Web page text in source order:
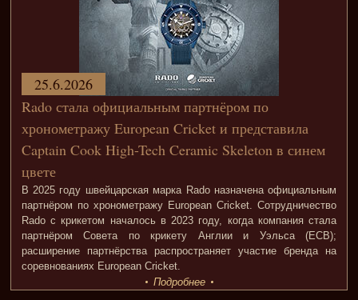
Rado стала официальным партнёром по
хронометражу European Cricket и представила
Captain Cook High-Tech Ceramic Skeleton в синем
цвете
В 2025 году швейцарская марка Rado назначена официальным
партнёром по хронометражу European Cricket. Сотрудничество
Rado с крикетом началось в 2023 году, когда компания стала
партнёром Совета по крикету Англии и Уэльса (ECB);
расширение партнёрства распространяет участие бренда на
соревнованиях European Cricket.
25.6.2026
Подробнее